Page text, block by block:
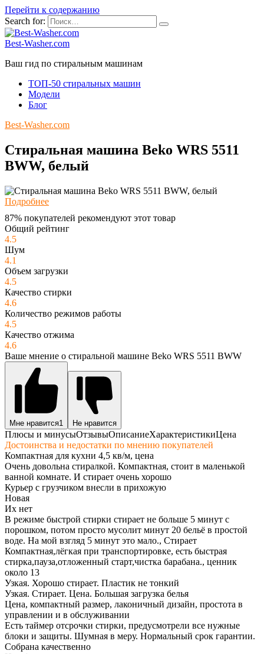
Перейти к содержанию
Search for:
Best-Washer.com
Ваш гид по стиральным машинам
ТОП-50 стиральных машин
Модели
Блог
Best-Washer.com
Стиральная машина Beko WRS 5511
BWW, белый
Подробнее
87% покупателей рекомендуют этот товар
Общий рейтинг
4.5
Шум
4.1
Объем загрузки
4.5
Качество стирки
4.6
Количество режимов работы
4.5
Качество отжима
4.6
Ваше мнение о стиральной машине Beko WRS 5511 BWW
Мне нравится1 Не нравится
Плюсы и минусыОтзывыОписаниеХарактеристикиЦена
Достоинства и недостатки по мнению покупателей
Компактная для кухни 4,5 кв/м, цена
Очень довольна стиралкой. Компактная, стоит в маленькой
ванной комнате. И стирает очень хорошо
Курьер с грузчиком внесли в прихожую
Новая
Их нет
В режиме быстрой стирки стирает не больше 5 минут с
порошком, потом просто мусолит минут 20 бельё в простой
воде. На мой взгляд 5 минут это мало., Стирает
Компактная,лёгкая при транспортировке, есть быстрая
стирка,пауза,отложенный старт,чистка барабана., ценник
около 13
Узкая. Хорошо стирает. Пластик не тонкий
Узкая. Стирает. Цена. Большая загрузка белья
Цена, компактный размер, лаконичный дизайн, простота в
управлении и в обслуживании
Есть таймер отсрочки стирки, предусмотрели все нужные
блоки и защиты. Шумная в меру. Нормальный срок гарантии.
Собрана качественно